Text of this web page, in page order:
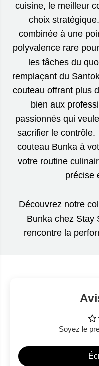
cuisine, le meilleur
choix
combinée à une
polyvalence rare
les tâches du
remplaçant du
couteau offrant plus
bien aux
passionnés qui
sacrifier le
couteau Bunka à
votre routine
Découvrez notre
Bunka chez
rencontre la
Soyez le